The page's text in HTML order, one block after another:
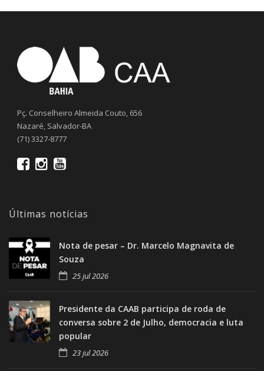
Pç. Conselheiro Almeida Couto, 656
Nazaré, Salvador-BA
(71) 3327-8777
Últimas notícias
Nota de pesar – Dr. Marcelo Magnavita de
Souza
25 jul 2026
Presidente da CAAB participa de roda de
conversa sobre 2 de Julho, democracia e luta
popular
23 jul 2026